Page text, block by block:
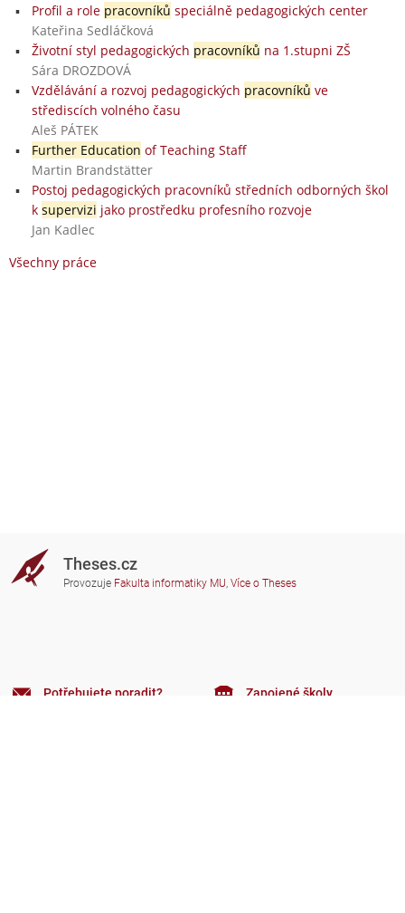
Profil a role pracovníků speciálně pedagogických center
Kateřina Sedláčková
Životní styl pedagogických pracovníků na 1.stupni ZŠ
Sára DROZDOVÁ
Vzdělávání a rozvoj pedagogických pracovníků ve
střediscích volného času
Aleš PÁTEK
Further Education of Teaching Staff
Martin Brandstätter
Postoj pedagogických pracovníků středních odborných škol
k supervizi jako prostředku profesního rozvoje
Jan Kadlec
Všechny práce
Theses.cz
Provozuje Fakulta informatiky MU, Více o Theses
Potřebujete poradit? Zapojené školy